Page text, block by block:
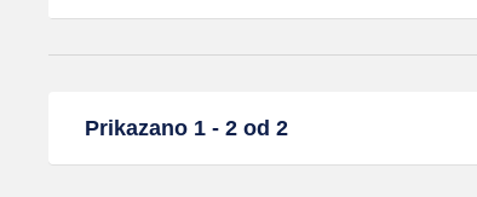
Prikazano 1 - 2 od 2